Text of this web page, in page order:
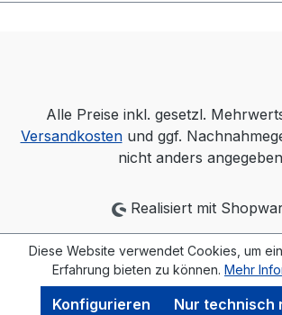
Alle Preise inkl. gesetzl.
Versandkostenund ggf.
nicht anders
Realisiert mit
Diese Website verwendet Cookies, um
Erfahrung bieten zu können. Mehr
Nur technisch
Konfigurieren